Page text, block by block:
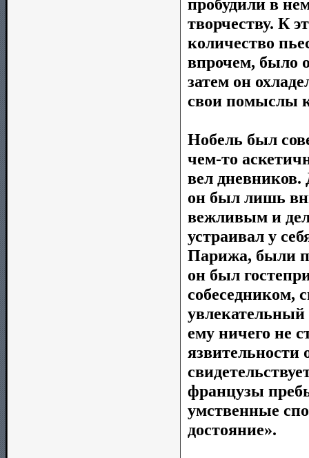
пробудили в
творчеству. К
количество
впрочем, было
затем он
свои помыслы
Нобель был
чем-то
вел дневников.
он был лишь
вежливым и
устраивал у
Парижа, были
он был
собеседником,
увлекательный
ему ничего не
язвительности
французы
умственные
достояние».